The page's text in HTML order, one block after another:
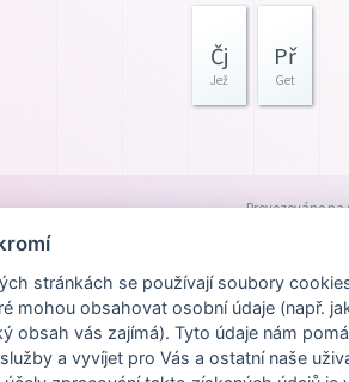
Čj
Jež
Př
Get
Provozováno na
stránkách se používají soubory
mohou obsahovat osobní údaje (např.
obsah vás zajímá). Tyto údaje nám
a vyvíjet pro Vás a ostatní naše